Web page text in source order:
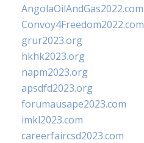
AngolaOilAndGas2022.com
Convoy4Freedom2022.com
grur2023.org
hkhk2023.org
napm2023.org
apsdfd2023.org
forumausape2023.com
imkl2023.com
careerfaircsd2023.com